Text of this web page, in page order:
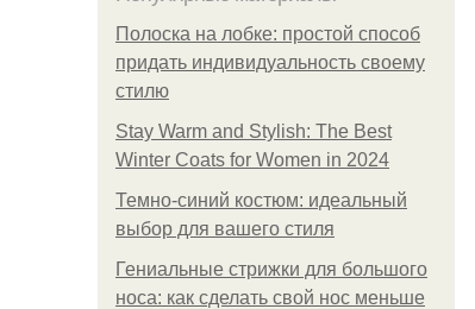
Полоска на лобке: простой способ
придать индивидуальность своему
стилю
Stay Warm and Stylish: The Best
Winter Coats for Women in 2024
Темно-синий костюм: идеальный
выбор для вашего стиля
Гениальные стрижки для большого
носа: как сделать свой нос меньше